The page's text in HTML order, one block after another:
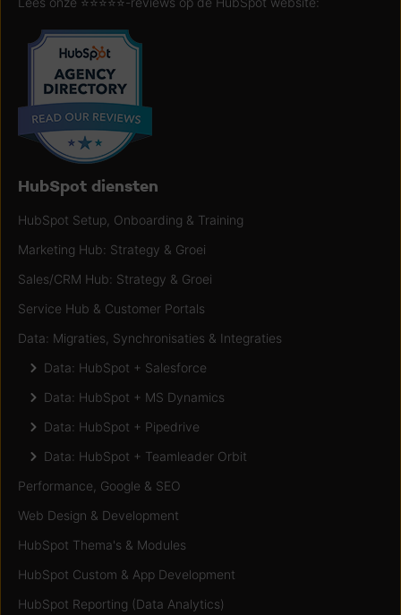
HubSpot diensten
HubSpot Setup, Onboarding & Training
Marketing Hub: Strategy & Groei
Sales/CRM Hub: Strategy & Groei
Service Hub & Customer Portals
Data: Migraties, Synchronisaties & Integraties
Data: HubSpot + Salesforce
Data: HubSpot + MS Dynamics
Data: HubSpot + Pipedrive
Data: HubSpot + Teamleader Orbit
Performance, Google & SEO
Web Design & Development
HubSpot Thema's & Modules
HubSpot Custom & App Development
HubSpot Reporting (Data Analytics)